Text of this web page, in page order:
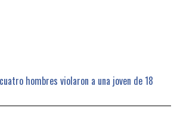
hombres violaron a una joven de 18